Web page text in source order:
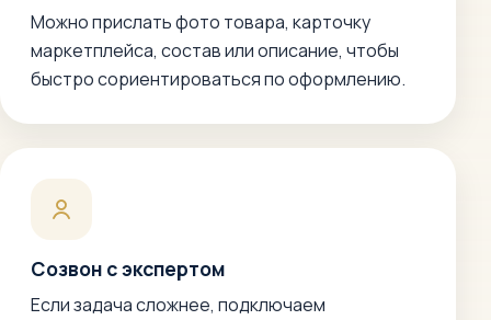
Можно прислать фото товара, карточку
маркетплейса, состав или описание, чтобы
быстро сориентироваться по оформлению.
Созвон с экспертом
Если задача сложнее, подключаем